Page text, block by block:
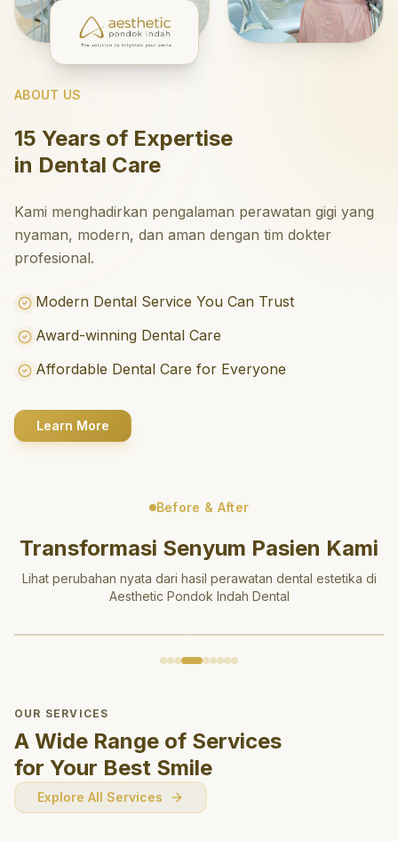
ABOUT US
15 Years of Expertise
in Dental Care
Kami menghadirkan pengalaman perawatan gigi yang
nyaman, modern, dan aman dengan tim dokter
profesional.
Modern Dental Service You Can Trust
Award-winning Dental Care
Affordable Dental Care for Everyone
Learn More
Before & After
Transformasi Senyum Pasien Kami
Lihat perubahan nyata dari hasil perawatan dental estetika di
Aesthetic Pondok Indah Dental
OUR SERVICES
A Wide Range of Services
for Your Best Smile
Explore All Services